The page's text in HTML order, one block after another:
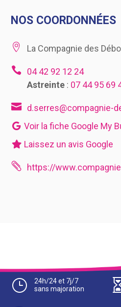
NOS COORDONNÉES
 La Compagnie des

04 42 92 12 24
Astreinte: 07 44 95 69
 d.serres@compagnie-
Voir la fiche Google My
Laissez un avis Google
 https://
}
24h/24 et 7j/7
sans majoration